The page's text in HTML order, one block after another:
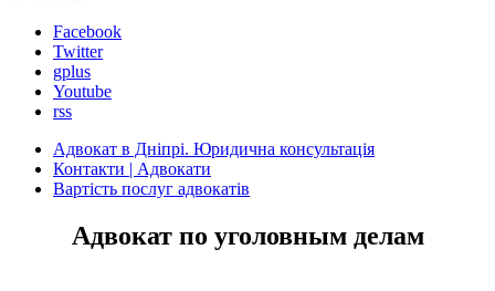
Facebook
Twitter
gplus
Youtube
rss
Адвокат в Дніпрі. Юридична консультація
Контакти | Адвокати
Вартість послуг адвокатів
Адвокат по уголовным делам